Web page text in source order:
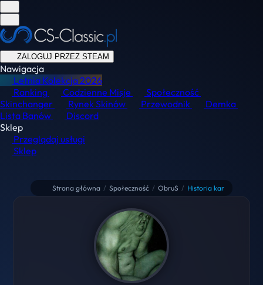
ZALOGUJ PRZEZ STEAM
Nawigacja
Letnia Kolekcja2026
Ranking
Codzienne Misje
Społeczność
Skinchanger
Rynek Skinów Przewodnik
Demka
Lista Banów
Discord
Sklep
Przeglądaj usługi
Sklep
Strona główna / Społeczność / ObruS / Historia kar